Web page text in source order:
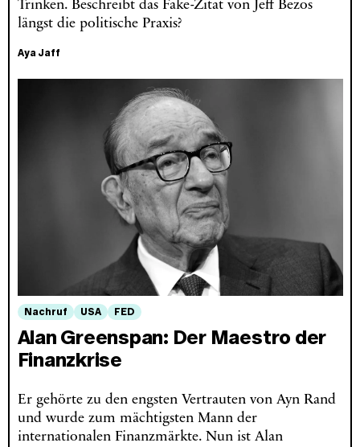
Trinken. Beschreibt das Fake-Zitat von Jeff Bezos
längst die politische Praxis?
Aya Jaff
Nachruf USA FED
Alan Greenspan: Der Maestro der
Finanzkrise
Er gehörte zu den engsten Vertrauten von Ayn Rand
und wurde zum mächtigsten Mann der
internationalen Finanzmärkte. Nun ist Alan